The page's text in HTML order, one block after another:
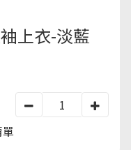
上衣-淡藍